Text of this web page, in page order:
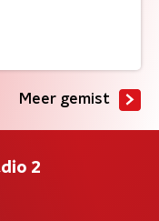
Meer gemist
2